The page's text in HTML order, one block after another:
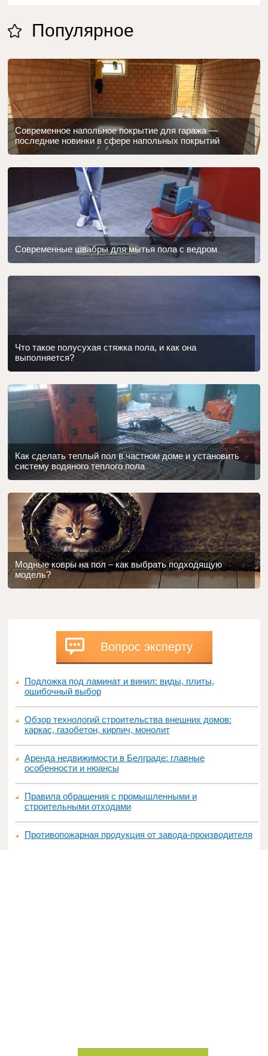
Популярное
Современное напольное покрытие для гаража —
последние новинки в сфере напольных покрытий
Современные швабры для мытья пола с ведром
Что такое полусухая стяжка пола, и как она
выполняется?
Как сделать теплый пол в частном доме и установить
систему водяного теплого пола
Модные ковры на пол – как выбрать подходящую
модель?
Вопрос эксперту
Подложка под ламинат и винил: виды, плиты,
ошибочный выбор
Обзор технологий строительства внешних домов:
каркас, газобетон, кирпич, монолит
Аренда недвижимости в Белграде: главные
особенности и нюансы
Правила обращения с промышленными и
строительными отходами
Противопожарная продукция от завода-производителя